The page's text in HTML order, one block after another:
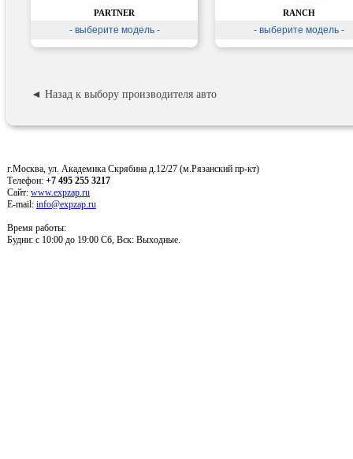
PARTNER
- выберите модель -
RANCH
- выберите модель -
◄ Назад к выбору производителя авто
г.Москва, ул. Академика Скрябина д.12/27 (м.Рязанский пр-кт)
Телефон: +7 495 255 3217
Сайт: www.expzap.ru
E-mail: info@expzap.ru
Время работы:
Будни: c 10:00 до 19:00 Сб, Вск: Выходные.